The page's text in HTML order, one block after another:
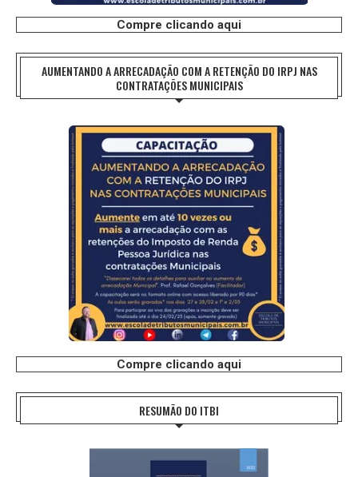
Compre clicando aqui
AUMENTANDO A ARRECADAÇÃO COM A RETENÇÃO DO IRPJ NAS
CONTRATAÇÕES MUNICIPAIS
Compre clicando aqui
RESUMÃO DO ITBI